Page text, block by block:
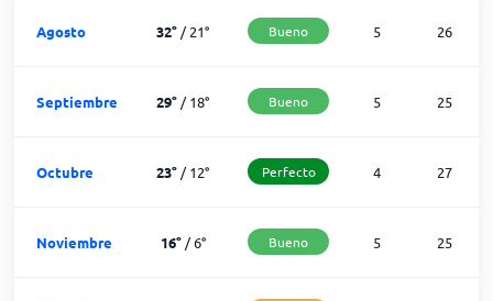
Agosto 32° /21° Bueno 5 26
Septiembre 29° /18° Bueno 5 25
Octubre 23° /12° Perfecto 4 27
Noviembre 16°/6° Bueno 5 25